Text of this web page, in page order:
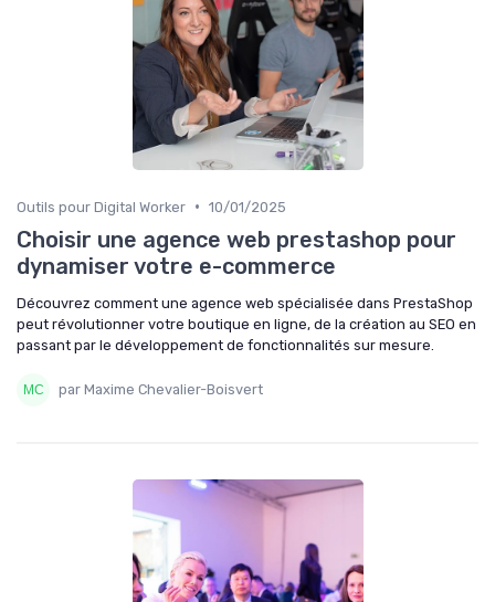
Outils pour Digital Worker • 10/01/2025
Choisir une agence web prestashop pour
dynamiser votre e-commerce
Découvrez comment une agence web spécialisée dans PrestaShop
peut révolutionner votre boutique en ligne, de la création au SEO en
passant par le développement de fonctionnalités sur mesure.
par Maxime Chevalier-Boisvert